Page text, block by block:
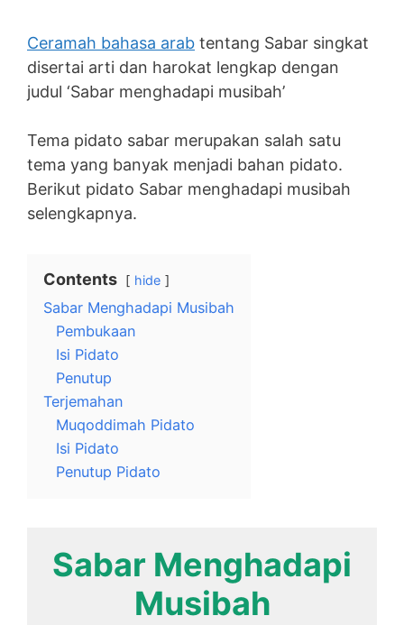
Ceramah bahasa arab tentang Sabar singkat
disertai arti dan harokat lengkap dengan
judul ‘Sabar menghadapi musibah’
Tema pidato sabar merupakan salah satu
tema yang banyak menjadi bahan pidato.
Berikut pidato Sabar menghadapi musibah
selengkapnya.
Contents hide
Sabar Menghadapi Musibah
Pembukaan
Isi Pidato
Penutup
Terjemahan
Muqoddimah Pidato
Isi Pidato
Penutup Pidato
Sabar Menghadapi
Musibah